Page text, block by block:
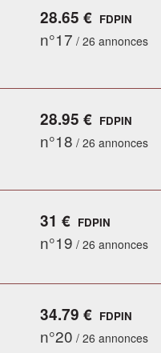
28.65 € FDPIN
n°17 / 26 annonces
28.95 € FDPIN
n°18 / 26 annonces
31 € FDPIN
n°19 / 26 annonces
34.79 € FDPIN
n°20 / 26 annonces